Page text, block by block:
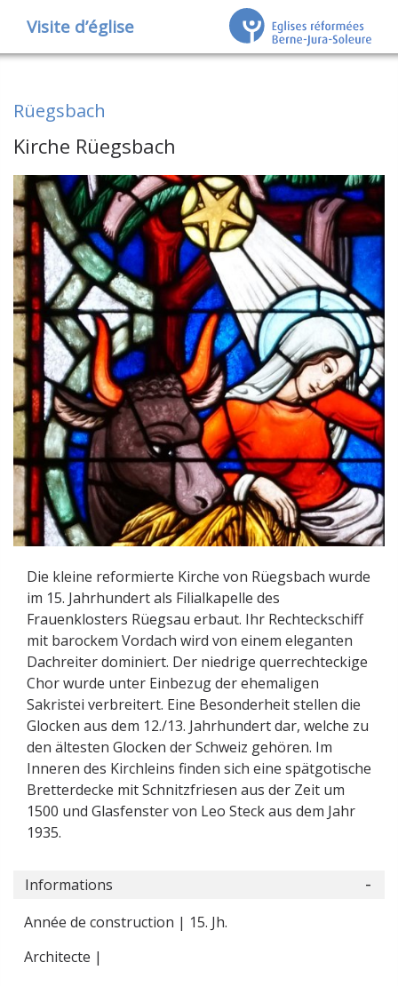
Visite d’église
Rüegsbach
Kirche Rüegsbach
Die kleine reformierte Kirche von Rüegsbach wurde
im 15. Jahrhundert als Filialkapelle des
Frauenklosters Rüegsau erbaut. Ihr Rechteckschiff
mit barockem Vordach wird von einem eleganten
Dachreiter dominiert. Der niedrige querrechteckige
Chor wurde unter Einbezug der ehemaligen
Sakristei verbreitert. Eine Besonderheit stellen die
Glocken aus dem 12./13. Jahrhundert dar, welche zu
den ältesten Glocken der Schweiz gehören. Im
Inneren des Kirchleins finden sich eine spätgotische
Bretterdecke mit Schnitzfriesen aus der Zeit um
1500 und Glasfenster von Leo Steck aus dem Jahr
1935.
Informations
Année de construction | 15. Jh.
Architecte |